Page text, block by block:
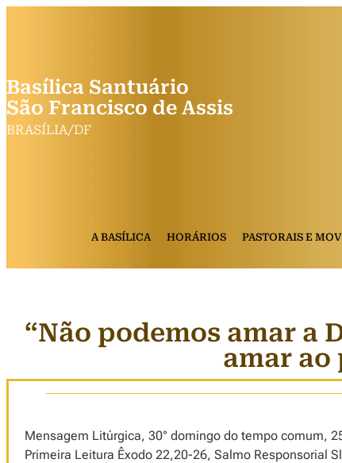
Basílica Santuário
São Francisco de Assis
BRASÍLIA/DF
A BASÍLICA HORÁRIOS PASTORAIS E
“Não podemos amar a
amar ao
Mensagem Litúrgica, 30° domingo do tempo comum,
Primeira Leitura Êxodo 22,20-26, Salmo Responsorial